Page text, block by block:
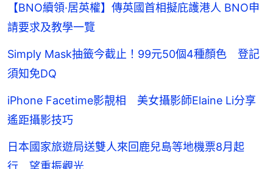
【BNO續領·居英權】傳英國首相擬庇護港人 BNO申
請要求及教學一覽
Simply Mask抽籤今截止！99元50個4種顏色 登記
須知免DQ
iPhone Facetime影靚相 美女攝影師Elaine Li分享
遙距攝影技巧
日本國家旅遊局送雙人來回鹿兒島等地機票8月起
行 望重振觀光